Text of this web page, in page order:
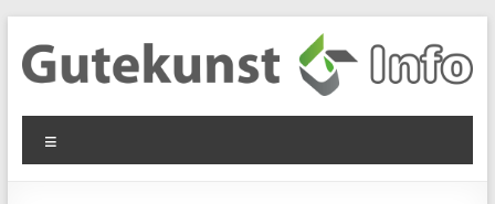
contenuto
Gutekunst
Formfedern
Informationen